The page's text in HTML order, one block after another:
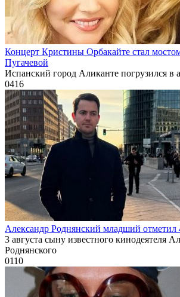
Концерт Кристины Орбакайте стал
Пугачевой
Испанский город Аликанте погрузился в
0416
Александр Роднянский младший отметил
3 августа сыну известного кинодеятеля
Роднянского
0110